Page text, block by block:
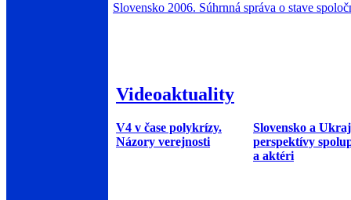
Slovensko 2006. Súhrnná správa o stave
Videoaktuality
V4 v čase polykrízy.
Názory verejnosti
Slovensko a
perspektívy
a aktéri